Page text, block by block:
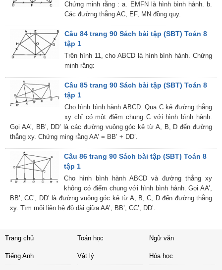
Chứng minh rằng : a. EMFN là hình bình hành. b.
Các đường thẳng AC, EF, MN đồng quy.
Câu 84 trang 90 Sách bài tập (SBT) Toán 8
tập 1
Trên hình 11, cho ABCD là hình bình hành. Chứng
minh rằng:
Câu 85 trang 90 Sách bài tập (SBT) Toán 8
tập 1
Cho hình bình hành ABCD. Qua C kẻ đường thẳng
xy chỉ có một điểm chung C với hình bình hành.
Gọi AA’, BB’, DD’ là các đường vuông góc kẻ từ A, B, D đến đường
thẳng xy. Chứng ming rằng AA’ = BB’ + DD’.
Câu 86 trang 90 Sách bài tập (SBT) Toán 8
tập 1
Cho hình bình hành ABCD và đường thẳng xy
không có điểm chung với hình bình hành. Gọi AA’,
BB’, CC’, DD’ là đường vuông góc kẻ từ A, B, C, D đến đường thẳng
xy. Tìm mối liên hệ độ dài giữa AA’, BB’, CC’, DD’.
Trang chủ Toán học Ngữ văn
Tiếng Anh Vật lý Hóa học